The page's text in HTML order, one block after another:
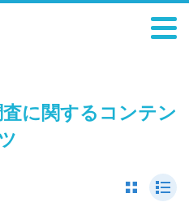
に関するコンテン